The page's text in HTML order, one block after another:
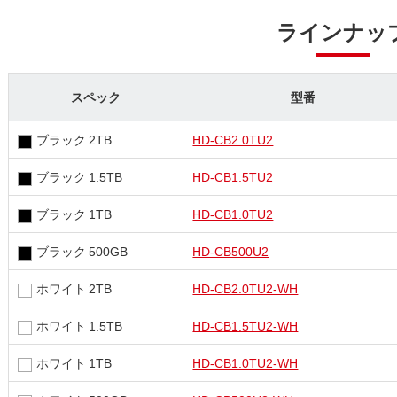
ラインナッ
スペック 型番
ブラック 2TB HD-CB2.0TU2
ブラック 1.5TB HD-CB1.5TU2
ブラック 1TB HD-CB1.0TU2
ブラック 500GB HD-CB500U2
ホワイト 2TB HD-CB2.0TU2-WH
ホワイト 1.5TB HD-CB1.5TU2-WH
ホワイト 1TB HD-CB1.0TU2-WH